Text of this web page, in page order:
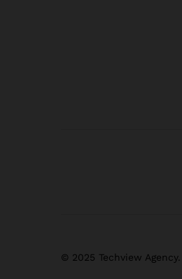
© 2025 Techview